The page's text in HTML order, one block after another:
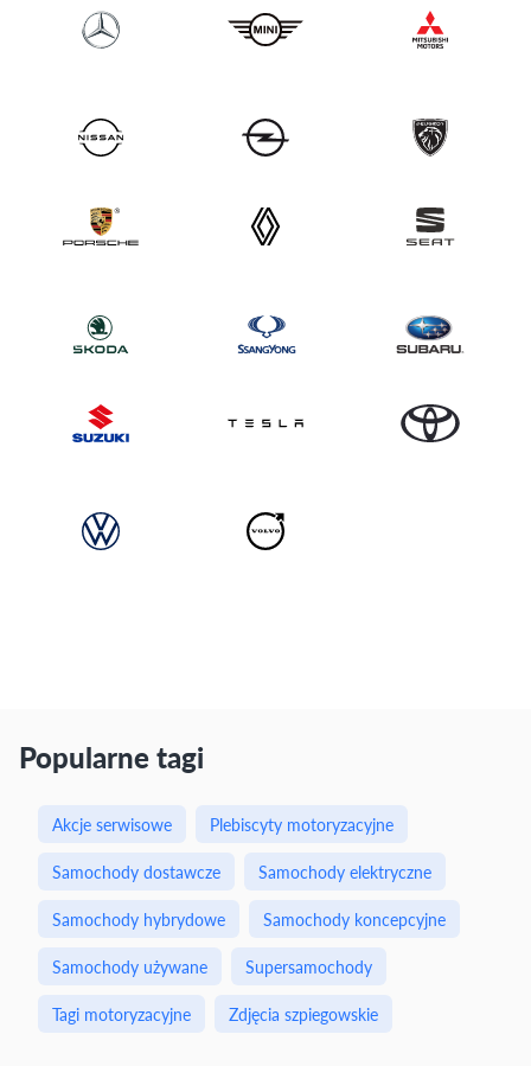
Popularne tagi
Akcje serwisowe
Plebiscyty motoryzacyjne
Samochody dostawcze
Samochody elektryczne
Samochody hybrydowe
Samochody koncepcyjne
Samochody używane
Supersamochody
Tagi motoryzacyjne
Zdjęcia szpiegowskie